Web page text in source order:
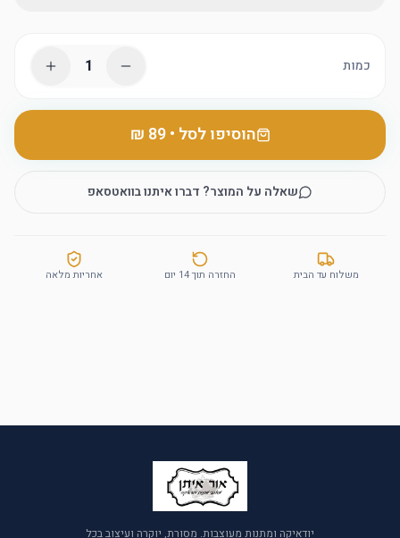
כמות 1
הוסיפו לסל •
‏89 ₪
שאלה על המוצר? דברו איתנו בוואטסאפ
משלוח עד הבית החזרה תוך 14 יום אחריות מלאה
יודאיקה ומתנות מעוצבות. מסורת, יוקרה ועיצוב בכל